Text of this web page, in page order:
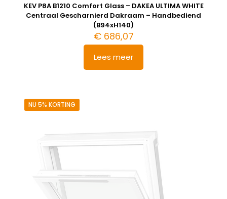
KEV P8A B1210 Comfort Glass – DAKEA ULTIMA WHITE
Centraal Gescharnierd Dakraam – Handbediend
(B94xH140)
€686,07
Lees meer
NU 5% KORTING